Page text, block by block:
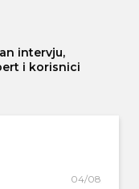
intervju,
i korisnici
04/08/2026